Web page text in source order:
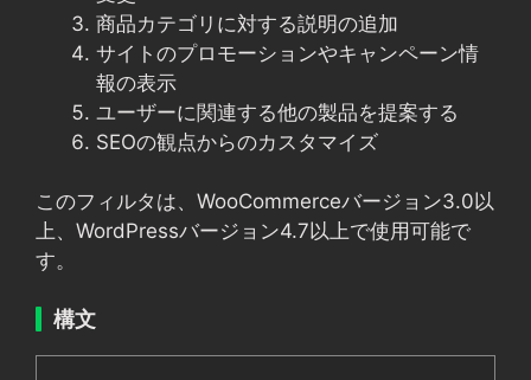
商品カテゴリに対する説明の追加
サイトのプロモーションやキャンペーン情
報の表示
ユーザーに関連する他の製品を提案する
SEOの観点からのカスタマイズ
このフィルタは、WooCommerceバージョン3.0以
上、WordPressバージョン4.7以上で使用可能で
す。
構文